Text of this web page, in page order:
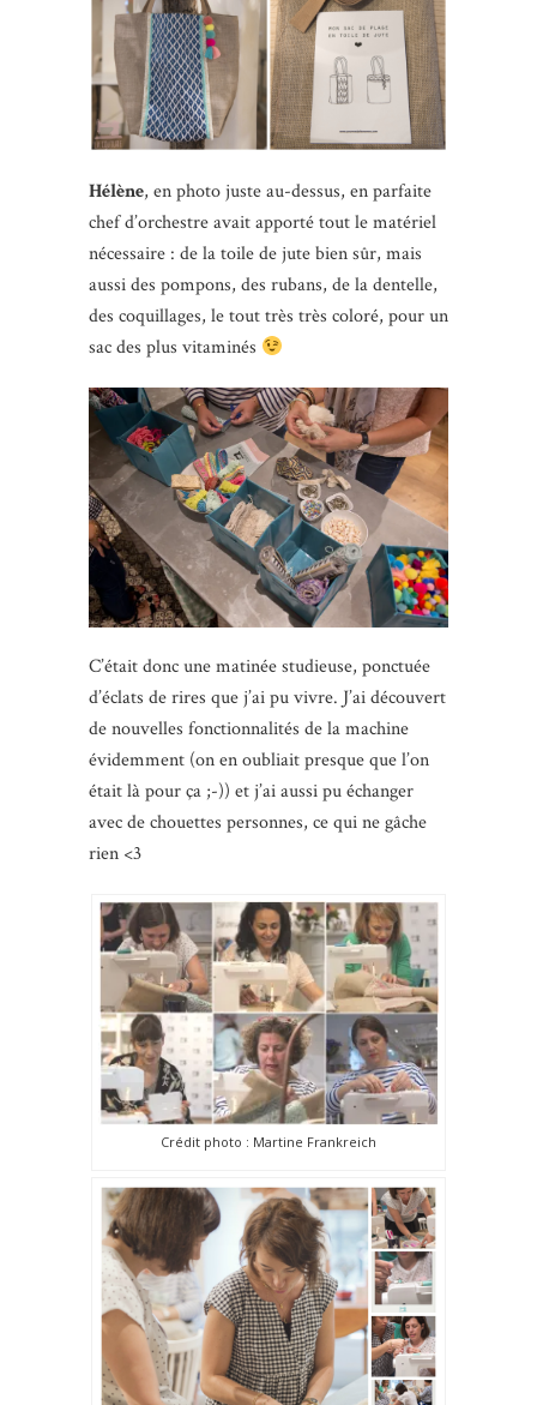
Hélène, en photo juste au-dessus, en parfaite
chef d’orchestre avait apporté tout le matériel
nécessaire : de la toile de jute bien sûr, mais
aussi des pompons, des rubans, de la dentelle,
des coquillages, le tout très très coloré, pour un
sac des plus vitaminés
C’était donc une matinée studieuse, ponctuée
d’éclats de rires que j’ai pu vivre. J’ai découvert
de nouvelles fonctionnalités de la machine
évidemment (on en oubliait presque que l’on
était là pour ça ;-)) et j’ai aussi pu échanger
avec de chouettes personnes, ce qui ne gâche
rien <3
Crédit photo : Martine Frankreich